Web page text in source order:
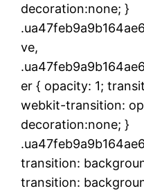
decoration:none; }
ve,
er { opacity: 1;
webkit-transition:
decoration:none; }
transition:
transition: